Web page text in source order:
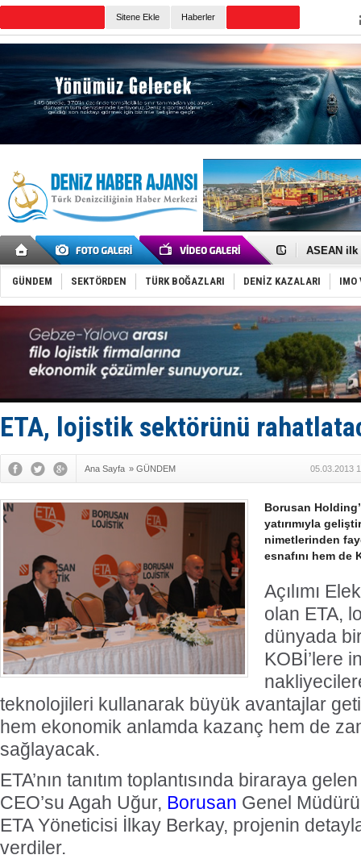
Sitene Ekle Haberler
D-Marin,
Van’da
TAYK -
İstanbul
Tersane
İngiliz
FESCO,
DESE,
35 milyon
İnsansız
Yüzyıl
GÜNDEM SEKTÖRDEN TÜRK BOĞAZLARI DENİZ KAZALARI IMO
ETA, lojistik sektörünü
Ana Sayfa » GÜNDEM 05.03.2013
Borusan
yatırımıyla
nimetlerinden
esnafını hem de
Açılımı
olan ETA,
dünyada
KOBİ’lere
teknolojileri kullanarak büyük avantajlar
hem ekonomik anlamda kazanç hem de
sağlayacak.
ETA’nın tanıtım toplantısında biraraya
CEO’su Agah Uğur, Borusan Genel
ETA Yöneticisi İlkay Berkay, projenin
verdiler.